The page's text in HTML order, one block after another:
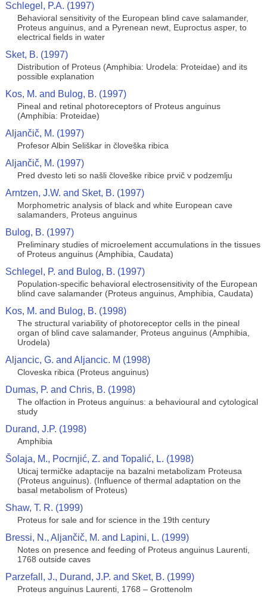
Schlegel, P.A. (1997)
Behavioral sensitivity of the European blind cave salamander,
Proteus anguinus, and a Pyrenean newt, Euproctus asper, to
electrical fields in water
Sket, B. (1997)
Distribution of Proteus (Amphibia: Urodela: Proteidae) and its
possible explanation
Kos, M. and Bulog, B. (1997)
Pineal and retinal photoreceptors of Proteus anguinus
(Amphibia: Proteidae)
Aljančič, M. (1997)
Profesor Albin Seliškar in človeška ribica
Aljančič, M. (1997)
Pred dvesto leti so našli človeške ribice prvič v podzemlju
Arntzen, J.W. and Sket, B. (1997)
Morphometric analysis of black and white European cave
salamanders, Proteus anguinus
Bulog, B. (1997)
Preliminary studies of microelement accumulations in the tissues
of Proteus anguinus (Amphibia, Caudata)
Schlegel, P. and Bulog, B. (1997)
Population-specific behavioral electrosensitivity of the European
blind cave salamander (Proteus anguinus, Amphibia, Caudata)
Kos, M. and Bulog, B. (1998)
The structural variability of photoreceptor cells in the pineal
organ of blind cave salamander, Proteus anguinus (Amphibia,
Urodela)
Aljancic, G. and Aljancic. M (1998)
Cloveska ribica (Proteus anguinus)
Dumas, P. and Chris, B. (1998)
The olfaction in Proteus anguinus: a behavioural and cytological
study
Durand, J.P. (1998)
Amphibia
Šolaja, M., Pocrnjić, Z. and Topalić, L. (1998)
Uticaj termičke adaptacije na bazalni metabolizam Proteusa
(Proteus anguinus). (Influence of thermal adaptation on the
basal metabolism of Proteus)
Shaw, T. R. (1999)
Proteus for sale and for science in the 19th century
Bressi, N., Aljančič, M. and Lapini, L. (1999)
Notes on presence and feeding of Proteus anguinus Laurenti,
1768 outside caves
Parzefall, J., Durand, J.P. and Sket, B. (1999)
Proteus anguinus Laurenti, 1768 – Grottenolm